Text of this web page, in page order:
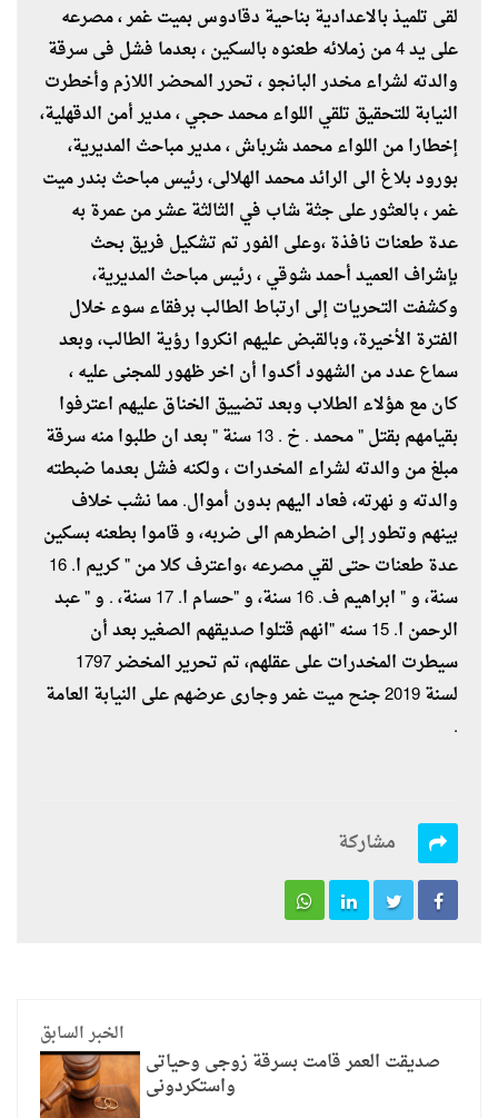
لقى تلميذ بالاعدادية بناحية دقادوس بميت غمر ، مصرعه
على يد 4 من زملائه طعنوه بالسكين ، بعدما فشل فى سرقة
والدته لشراء مخدر البانجو ، تحرر المحضر اللازم وأخطرت
النيابة للتحقيق تلقي اللواء محمد حجي ، مدير أمن الدقهلية،
إخطارا من اللواء محمد شرباش ، مدير مباحث المديرية،
بورود بلاغ الى الرائد محمد الهلالى، رئيس مباحث بندر ميت
غمر ، بالعثور على جثة شاب في الثالثة عشر من عمرة به
عدة طعنات نافذة ،وعلى الفور تم تشكيل فريق بحث
بإشراف العميد أحمد شوقي ، رئيس مباحث المديرية،
وكشفت التحريات إلى ارتباط الطالب برفقاء سوء خلال
الفترة الأخيرة، وبالقبض عليهم انكروا رؤية الطالب، وبعد
سماع عدد من الشهود أكدوا أن اخر ظهور للمجنى عليه ،
كان مع هؤلاء الطلاب وبعد تضييق الخناق عليهم اعترفوا
بقيامهم بقتل " محمد . خ . 13 سنة " بعد ان طلبوا منه سرقة
مبلغ من والدته لشراء المخدرات ، ولكنه فشل بعدما ضبطته
والدته و نهرته، فعاد اليهم بدون أموال. مما نشب خلاف
بينهم وتطور إلى اضطرهم الى ضربه، و قاموا بطعنه بسكين
عدة طعنات حتى لقي مصرعه ،واعترف كلا من " كريم ا. 16
سنة، و " ابراهيم ف. 16 سنة، و "حسام ا. 17 سنة، . و " عبد
الرحمن ا. 15 سنه "انهم قتلوا صديقهم الصغير بعد أن
سيطرت المخدرات على عقلهم، تم تحرير المخضر 1797
لسنة 2019 جنح ميت غمر وجارى عرضهم على النيابة العامة
.
مشاركة
الخبر السابق
صديقت العمر قامت بسرقة زوجى وحياتى
واستكردونى